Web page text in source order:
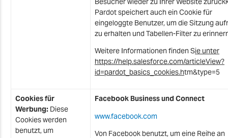
Pardot speichert auch ein Cookie für
eingeloggte Benutzer, um die Sitzung
zu erhalten und Tabellen-Filter zu
Weitere Informationen finden Sie unter
https://help.salesforce.com/articleView?
id=pardot_basics_cookies.htm&type=5
Cookies für
Werbung: Diese
Cookies werden
benutzt, um
Facebook Business und Connect
www.facebook.com
Von Facebook benutzt, um eine Reihe an